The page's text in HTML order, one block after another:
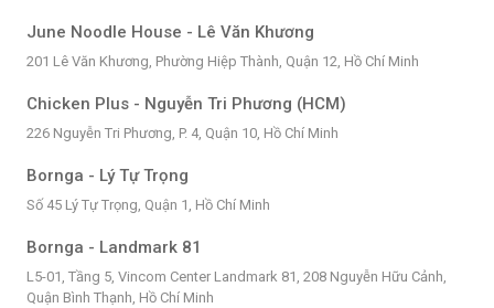
June Noodle House - Lê Văn Khương
201 Lê Văn Khương, Phường Hiệp Thành, Quận 12, Hồ Chí Minh
Chicken Plus - Nguyễn Tri Phương (HCM)
226 Nguyễn Tri Phương, P. 4, Quận 10, Hồ Chí Minh
Bornga - Lý Tự Trọng
Số 45 Lý Tự Trọng, Quận 1, Hồ Chí Minh
Bornga - Landmark 81
L5-01, Tầng 5, Vincom Center Landmark 81, 208 Nguyễn Hữu Cảnh,
Quận Bình Thạnh, Hồ Chí Minh